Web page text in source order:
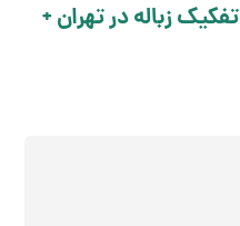
زباله در تهران +